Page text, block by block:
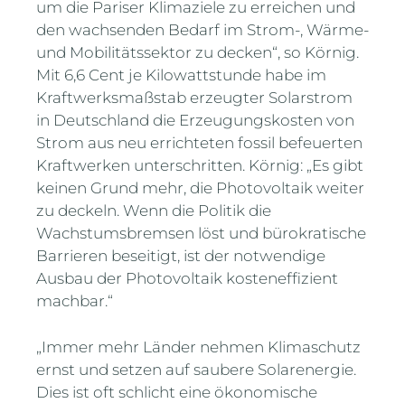
um die Pariser Klimaziele zu erreichen und
den wachsenden Bedarf im Strom-, Wärme-
und Mobilitätssektor zu decken“, so Körnig.
Mit 6,6 Cent je Kilowattstunde habe im
Kraftwerksmaßstab erzeugter Solarstrom
in Deutschland die Erzeugungskosten von
Strom aus neu errichteten fossil befeuerten
Kraftwerken unterschritten. Körnig: „Es gibt
keinen Grund mehr, die Photovoltaik weiter
zu deckeln. Wenn die Politik die
Wachstumsbremsen löst und bürokratische
Barrieren beseitigt, ist der notwendige
Ausbau der Photovoltaik kosteneffizient
machbar.“
„Immer mehr Länder nehmen Klimaschutz
ernst und setzen auf saubere Solarenergie.
Dies ist oft schlicht eine ökonomische